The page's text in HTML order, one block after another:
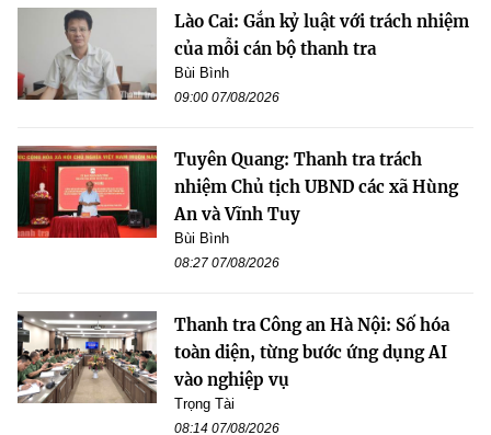
Lào Cai: Gắn kỷ luật với trách nhiệm
của mỗi cán bộ thanh tra
Bùi Bình
09:00 07/08/2026
Tuyên Quang: Thanh tra trách
nhiệm Chủ tịch UBND các xã Hùng
An và Vĩnh Tuy
Bùi Bình
08:27 07/08/2026
Thanh tra Công an Hà Nội: Số hóa
toàn diện, từng bước ứng dụng AI
vào nghiệp vụ
Trọng Tài
08:14 07/08/2026